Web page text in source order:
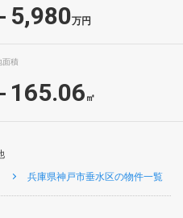
- 5,980万円
面積
- 165.06 ㎡
兵庫県神戸市垂水区の物件一覧